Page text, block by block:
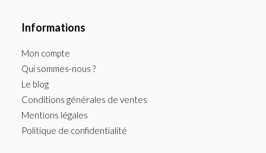
Informations
Mon compte
Qui sommes-nous ?
Le blog
Conditions générales de ventes
Mentions légales
Politique de confidentialité